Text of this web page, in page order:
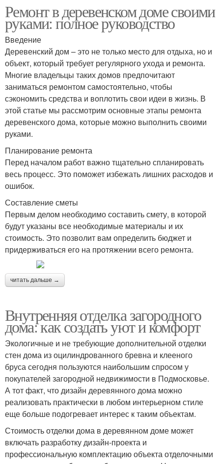
Ремонт в деревенском доме своими
руками: полное руководство
Введение
Деревенский дом – это не только место для отдыха, но и
объект, который требует регулярного ухода и ремонта.
Многие владельцы таких домов предпочитают
заниматься ремонтом самостоятельно, чтобы
сэкономить средства и воплотить свои идеи в жизнь. В
этой статье мы рассмотрим основные этапы ремонта
деревенского дома, которые можно выполнить своими
руками.
Планирование ремонта
Перед началом работ важно тщательно спланировать
весь процесс. Это поможет избежать лишних расходов и
ошибок.
Составление сметы
Первым делом необходимо составить смету, в которой
будут указаны все необходимые материалы и их
стоимость. Это позволит вам определить бюджет и
придерживаться его на протяжении всего ремонта.
читать дальше →
Внутренняя отделка загородного
дома: как создать уют и комфорт
Экологичные и не требующие дополнительной отделки
стен дома из оцилиндрованного бревна и клееного
бруса сегодня пользуются наибольшим спросом у
покупателей загородной недвижимости в Подмосковье.
А тот факт, что дизайн деревянного дома можно
реализовать практически в любом интерьерном стиле
еще больше подогревает интерес к таким объектам.
Стоимость отделки дома в деревянном доме может
включать разработку дизайн-проекта и
профессиональную комплектацию объекта отделочными